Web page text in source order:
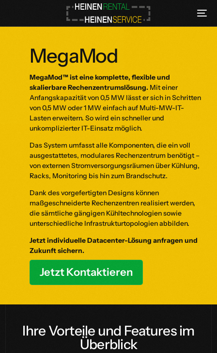
MegaMod
MegaMod™ ist eine komplette, flexible und
skalierbare Rechenzentrumslösung.Mit einer
Anfangskapazität von 0,5 MW lässt er sich in Schritten
von 0,5 MW oder 1 MW einfach auf Multi-MW-IT-
Lasten erweitern. So wird ein schneller und
unkomplizierter IT-Einsatz möglich.
Das System umfasst alle Komponenten, die ein voll
ausgestattetes, modulares Rechenzentrum benötigt –
von externen Stromversorgungsräumen über Kühlung,
Racks, Monitoring bis hin zum Brandschutz.
Dank des vorgefertigten Designs können
maßgeschneiderte Rechenzentren realisiert werden,
die sämtliche gängigen Kühltechnologien sowie
unterschiedliche Infrastrukturtopologien abbilden.
Jetzt individuelle Datacenter-Lösung anfragen und
Zukunft sichern.
Jetzt Kontaktieren
Ihre Vorteile und Features im
Überblick